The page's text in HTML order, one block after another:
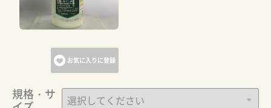
お気に入りに登録
規格・サ